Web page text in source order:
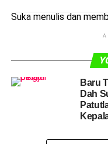
Suka menulis dan
Baru
Dah